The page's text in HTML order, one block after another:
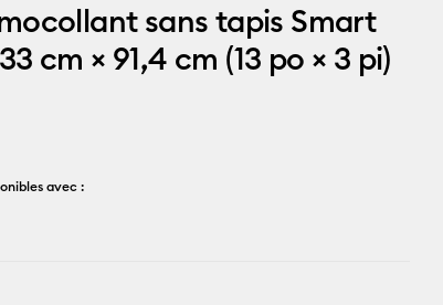
sans tapis Smart
cm × 91,4 cm (13 po × 3 pi)
avec :